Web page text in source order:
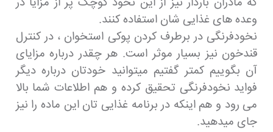
وعده های غذایی شان استفاده کنند.
نخودفرنگی در برطرف کردن پوکی استخوان ، در کنترل
قندخون نیز بسیار موثر است. هر چقدر درباره مزایای
آن بگوییم کمتر گفتیم میتوانید خودتان درباره دیگر
فواید نخودفرنگی تحقیق کرده و هم اطلاعات شما بالا
می رود و هم اینکه در برنامه غذایی تان این ماده را نیز
جای میدهید.